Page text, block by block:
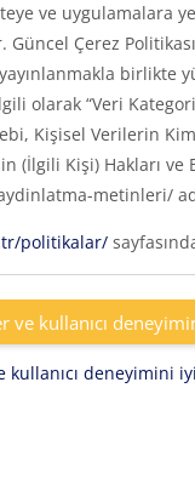
ve uygulamalara
Güncel Çerez
olarak “Veri
Kişisel Verilerin
(İlgili Kişi) Hakları
metinleri/
politikalar/
ve kullanıcı
deneyimini